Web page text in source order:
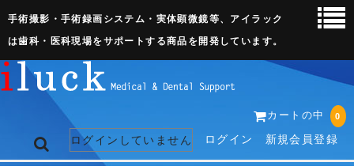
手術撮影・手術録画システム・実体顕微鏡等、アイラック
は歯科・医科現場をサポートする商品を開発しています。
カートの中 0
ログインしていません ログイン 新規会員登録